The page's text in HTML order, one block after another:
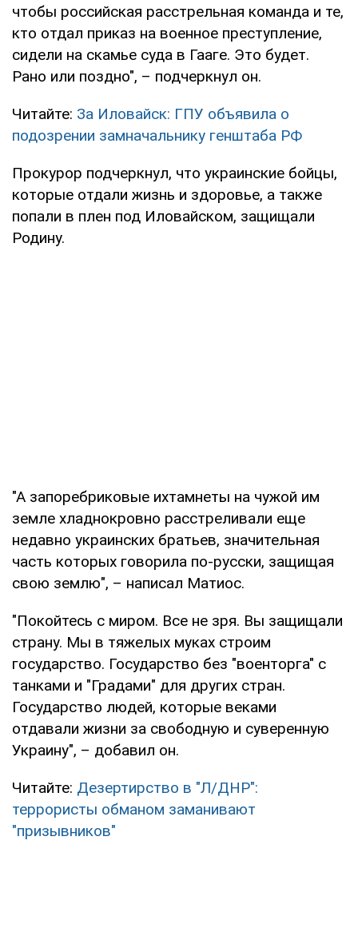
чтобы российская расстрельная команда и те,
кто отдал приказ на военное преступление,
сидели на скамье суда в Гааге. Это будет.
Рано или поздно", – подчеркнул он.
Читайте: За Иловайск: ГПУ объявила о
подозрении замначальнику генштаба РФ
Прокурор подчеркнул, что украинские бойцы,
которые отдали жизнь и здоровье, а также
попали в плен под Иловайском, защищали
Родину.
"А запоребриковые ихтамнеты на чужой им
земле хладнокровно расстреливали еще
недавно украинских братьев, значительная
часть которых говорила по-русски, защищая
свою землю", – написал Матиос.
"Покойтесь с миром. Все не зря. Вы защищали
страну. Мы в тяжелых муках строим
государство. Государство без "военторга" с
танками и "Градами" для других стран.
Государство людей, которые веками
отдавали жизни за свободную и суверенную
Украину", – добавил он.
Читайте: Дезертирство в "Л/ДНР":
террористы обманом заманивают
"призывников"